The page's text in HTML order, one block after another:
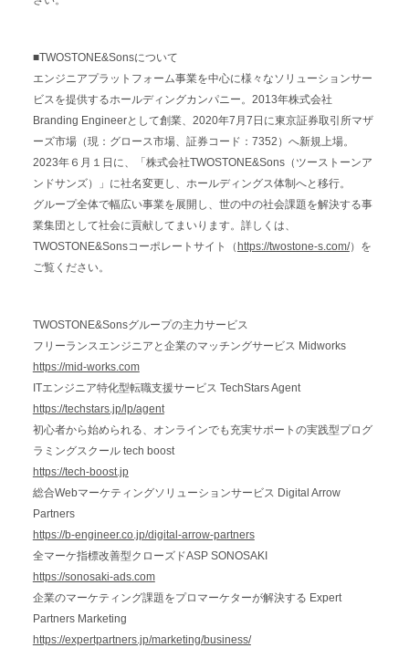
■TWOSTONE&Sonsについて
エンジニアプラットフォーム事業を中心に様々なソリューションサー
ビスを提供するホールディングカンパニー。2013年株式会社
Branding Engineerとして創業、2020年7月7日に東京証券取引所マザ
ーズ市場（現：グロース市場、証券コード：7352）へ新規上場。
2023年６月１日に、「株式会社TWOSTONE&Sons（ツーストーンア
ンドサンズ）」に社名変更し、ホールディングス体制へと移行。
グループ全体で幅広い事業を展開し、世の中の社会課題を解決する事
業集団として社会に貢献してまいります。詳しくは、
TWOSTONE&Sonsコーポレートサイト（ https://twostone-s.com/）を
ご覧ください。
TWOSTONE&Sonsグループの主力サービス
フリーランスエンジニアと企業のマッチングサービス Midworks
https://mid-works.com
ITエンジニア特化型転職支援サービス TechStars Agent
https://techstars.jp/lp/agent
初心者から始められる、オンラインでも充実サポートの実践型プログ
ラミングスクール tech boost
https://tech-boost.jp
総合Webマーケティングソリューションサービス Digital Arrow
Partners
https://b-engineer.co.jp/digital-arrow-partners
全マーケ指標改善型クローズドASP SONOSAKI
https://sonosaki-ads.com
企業のマーケティング課題をプロマーケターが解決する Expert
Partners Marketing
https://expertpartners.jp/marketing/business/